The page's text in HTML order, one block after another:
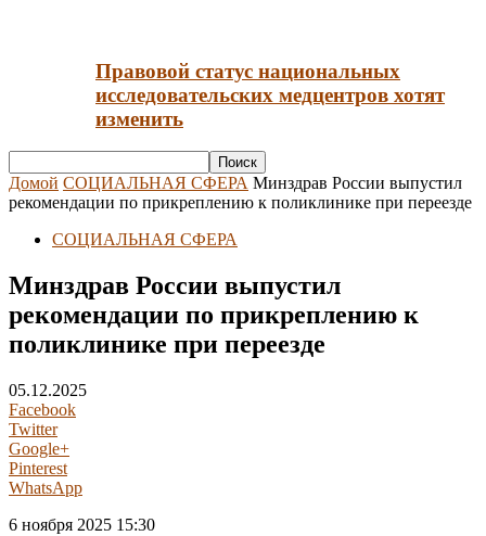
Правовой статус национальных
исследовательских медцентров хотят
изменить
Домой СОЦИАЛЬНАЯ СФЕРА Минздрав России выпустил
рекомендации по прикреплению к поликлинике при переезде
СОЦИАЛЬНАЯ СФЕРА
Минздрав России выпустил
рекомендации по прикреплению к
поликлинике при переезде
05.12.2025
Facebook
Twitter
Google+
Pinterest
WhatsApp
6 ноября 2025 15:30